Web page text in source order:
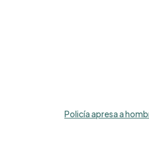
Policía apresa a